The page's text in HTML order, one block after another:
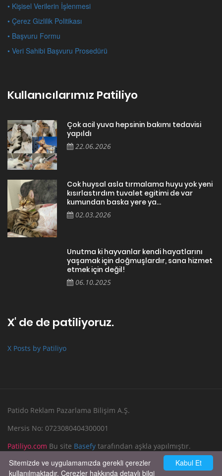
• Kişisel Verilerin İşlenmesi
• Çerez Gizlilik Politikası
• Başvuru Formu
• Veri Sahibi Başvuru Prosedürü
Kullanıcılarımız Patiliyo
Çok acil yuva hepsinin bakımı tedavisi
yapıldı
22.06.2026
Cok huysal asla tırmalama huyu yok yeni
kısırlastırdım tuvalet egitimi de var
kumundan baska yere ya...
02.03.2026
Unutma ki hayvanlar kendi hayatlarını
yaşamak için doğmuşlardır, sana hizmet
etmek için değil!
06.10.2025
X' de de patiliyoruz.
X Posts by Patiliyo
Patido Reklam Pazarlama Bilişim A.Ş.
Mersis No: 0723080404300001
Patiliyo.com Bu site Basefy tarafından aşkla yapılmıştır.
Reklam Verin
Bize Yazın
Kabul Et
Sitemizde ve uygulamamızda gerekli çerezler
kullanılmaktadır. Çerezler hakkında detaylı bilgi